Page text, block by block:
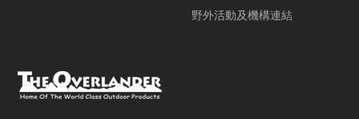
野外活動及機構連結